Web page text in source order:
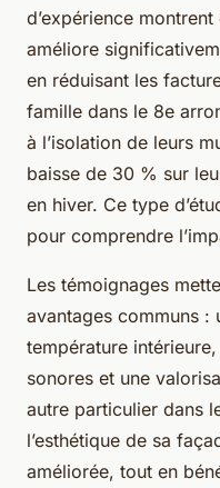
d’expérience
améliore
en réduisant les
famille dans le 8e
à l’isolation de leurs
baisse de 30 % sur
en hiver. Ce type
pour comprendre
Les témoignages
avantages communs :
température
sonores et une
autre particulier dans
l’esthétique de sa
améliorée, tout en